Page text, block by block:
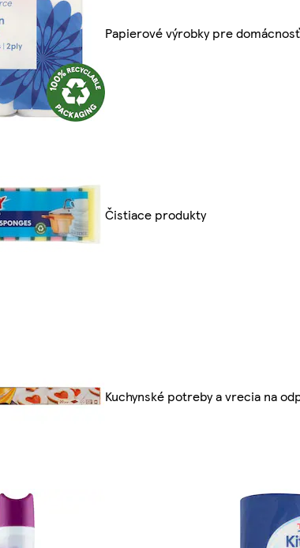
Papierové výrobky pre domácnosť
Čistiace produkty
Kuchynské potreby a vrecia na